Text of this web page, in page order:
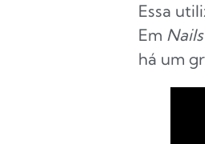
Essa
Em
há um